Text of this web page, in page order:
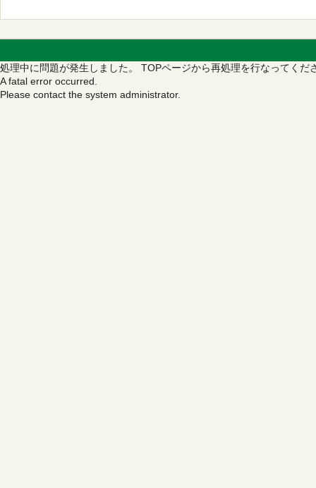
処理中に問題が発生しました。 TOPページから再処理を行なってくだ
A fatal error occurred.
Please contact the system administrator.